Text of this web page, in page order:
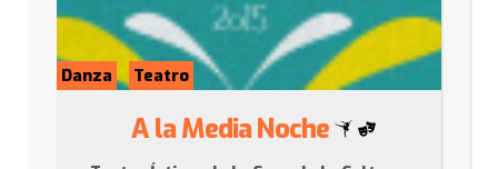
Danza Teatro
A la Media Noche